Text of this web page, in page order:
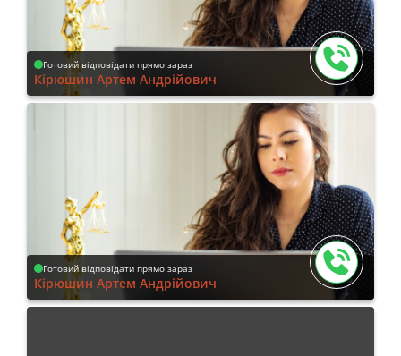
Готовий відповідати прямо зараз
Кірюшин Артем Андрійович
Готовий відповідати прямо зараз
Кірюшин Артем Андрійович